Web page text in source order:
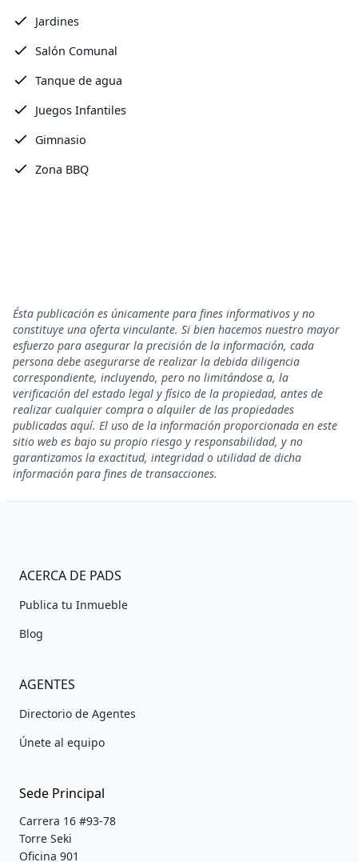
Jardines
Salón Comunal
Tanque de agua
Juegos Infantiles
Gimnasio
Zona BBQ
Ésta publicación es únicamente para fines informativos y no
constituye una oferta vinculante. Si bien hacemos nuestro mayor
esfuerzo para asegurar la precisión de la información, cada
persona debe asegurarse de realizar la debida diligencia
correspondiente, incluyendo, pero no limitándose a, la
verificación del estado legal y físico de la propiedad, antes de
realizar cualquier compra o alquiler de las propiedades
publicadas aquí. El uso de la información proporcionada en este
sitio web es bajo su propio riesgo y responsabilidad, y no
garantizamos la exactitud, integridad o utilidad de dicha
información para fines de transacciones.
ACERCA DE PADS
Publica tu Inmueble
Blog
AGENTES
Directorio de Agentes
Únete al equipo
Sede Principal
Carrera 16 #93-78
Torre Seki
Oficina 901